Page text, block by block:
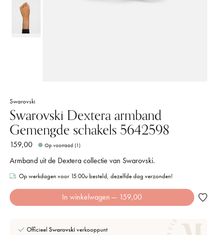
Swarovski
Swarovski Dextera armband
Gemengde schakels 5642598
159,00 Op voorraad (1)
Armband uit de Dextera collectie van Swarovski.
Op werkdagen voor 15:00u besteld, dezelfde dag verzonden!
In winkelwagen — 159,00
Officieel Swarovskiverkooppunt